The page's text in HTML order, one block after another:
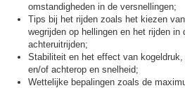
omstandigheden in de versnellingen;
Tips bij het rijden zoals het kiezen
wegrijden op hellingen en het rijden in
achteruitrijden;
Stabiliteit en het effect van
en/of achterop en snelheid;
Wettelijke bepalingen zoals de